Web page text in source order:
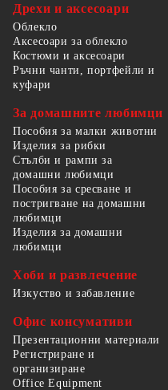
Дрехи и аксесоари
Облекло
Аксесоари за облекло
Костюми и аксесоари
Ръчни чанти, портфейли и
куфари
За домашните любимци
Пособия за малки животни
Изделия за рибки
Стълби и рампи за
домашни любимци
Пособия за сресване и
постригване на домашни
любимци
Изделия за домашни
любимци
Хоби и развлечение
Изкуство и забавление
Офис консумативи
Презентационни материали
Регистриране и
организиране
Office Equipment